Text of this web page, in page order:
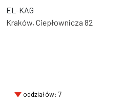
EL-KAG
Kraków, Ciepłownicza 82
oddziałów: 7